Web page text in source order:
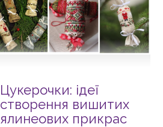
Цукерочки: ідеї
створення вишитих
ялинеових прикрас